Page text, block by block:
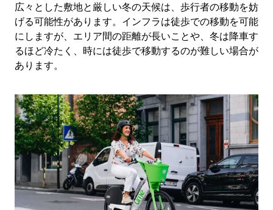
ン
ダ
ー
を
閉
じ
す。
広々とした敷地と厳しい冬の天候は、歩行者の移動を妨
げる可能性があります。インフラは徒歩での移動を可能
にしますが、エリア間の距離が長いことや、冬は降車す
るほど冷たく、時には徒歩で移動するのが難しい場合が
あります。